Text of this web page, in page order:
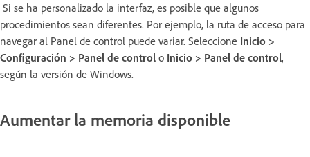
Si se ha personalizado la interfaz, es posible que algunos
procedimientos sean diferentes. Por ejemplo, la ruta de acceso para
navegar al Panel de control puede variar. Seleccione Inicio >
Configuración > Panel de control o Inicio > Panel de control,
según la versión de Windows.
Aumentar la memoria disponible